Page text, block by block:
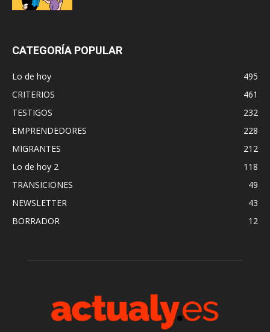
CATEGORÍA POPULAR
Lo de hoy
495
CRITERIOS
461
TESTIGOS
232
EMPRENDEDORES
228
MIGRANTES
212
Lo de hoy 2
118
TRANSICIONES
49
NEWSLETTER
43
BORRADOR
12